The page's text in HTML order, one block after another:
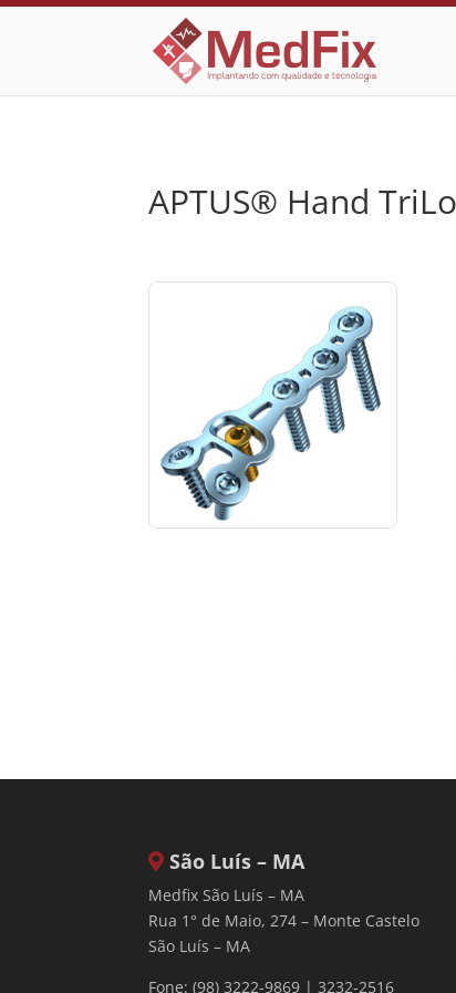
APTUS® Hand
São Luís – MA
Medfix São Luís – MA
Rua 1° de Maio, 274 – Monte Castelo
São Luís – MA
Fone: (98) 3222-9869 | 3232-2516